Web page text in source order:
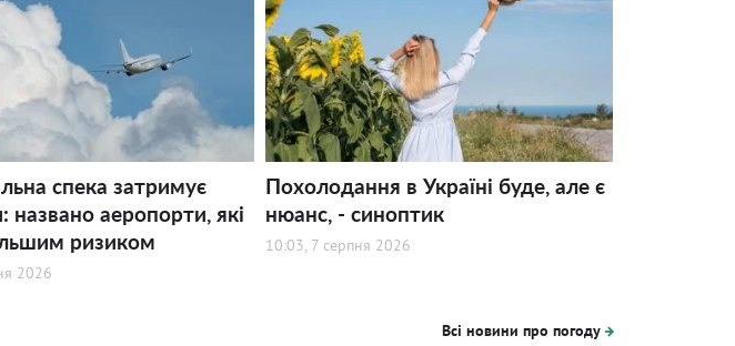
спека затримує
названо аеропорти, які
ризиком
2026
Похолодання в Україні буде, але є
нюанс, - синоптик
10:03, 7 серпня 2026
Всі новини про погоду